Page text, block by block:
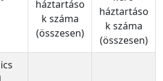
háztartáso
k száma
(összesen)
háztartáso
k száma
(összesen)